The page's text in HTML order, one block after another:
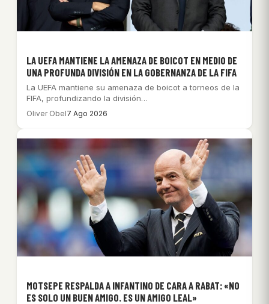
LA UEFA MANTIENE LA AMENAZA DE BOICOT EN MEDIO DE
UNA PROFUNDA DIVISIÓN EN LA GOBERNANZA DE LA FIFA
La UEFA mantiene su amenaza de boicot a torneos de la
FIFA, profundizando la división…
Oliver Obel7 Ago 2026
MOTSEPE RESPALDA A INFANTINO DE CARA A RABAT: «NO
ES SOLO UN BUEN AMIGO. ES UN AMIGO LEAL»